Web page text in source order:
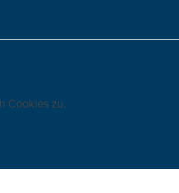
Cookies zu.